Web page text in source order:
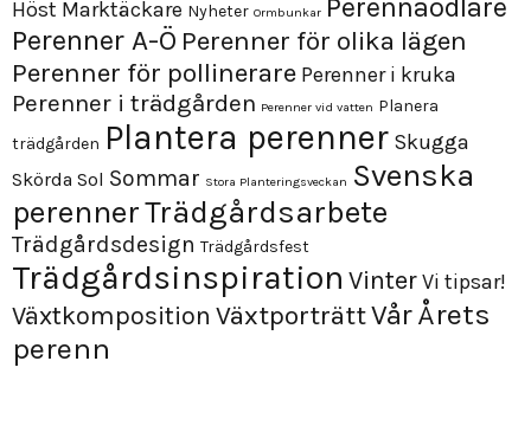
Höst Marktäckare Nyheter Ormbunkar Perennaodlare
Perenner A-Ö Perenner för olika lägen
Perenner för pollinerare Perenner i kruka
Perenner i trädgården Perenner vid vatten Planera
trädgården Plantera perenner Skugga
Skörda Sol Sommar Stora Planteringsveckan Svenska
perennerTrädgårdsarbete
Trädgårdsdesign Trädgårdsfest
Trädgårdsinspiration VinterVi tipsar!
Växtkomposition VäxtporträttVårÅrets
perenn